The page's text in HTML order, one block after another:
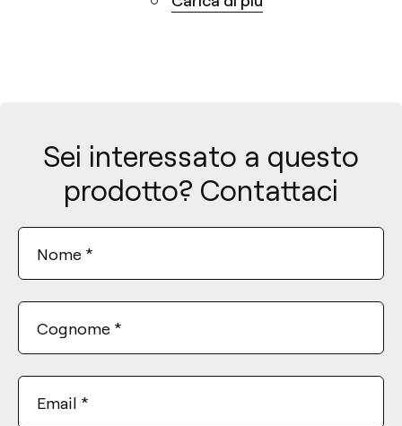
Sei interessato a questo
prodotto? Contattaci
Nome *
Cognome *
Email *